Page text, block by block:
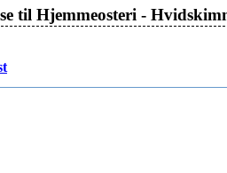
til Hjemmeosteri -